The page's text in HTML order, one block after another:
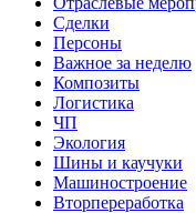
Сделки
Персоны
Важное за неделю
Композиты
Логистика
ЧП
Экология
Шины и каучуки
Машиностроение
Вторпереработка